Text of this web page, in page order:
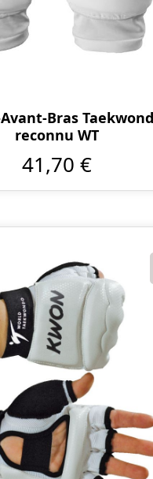
Bras
reconnu WT
41,70 €